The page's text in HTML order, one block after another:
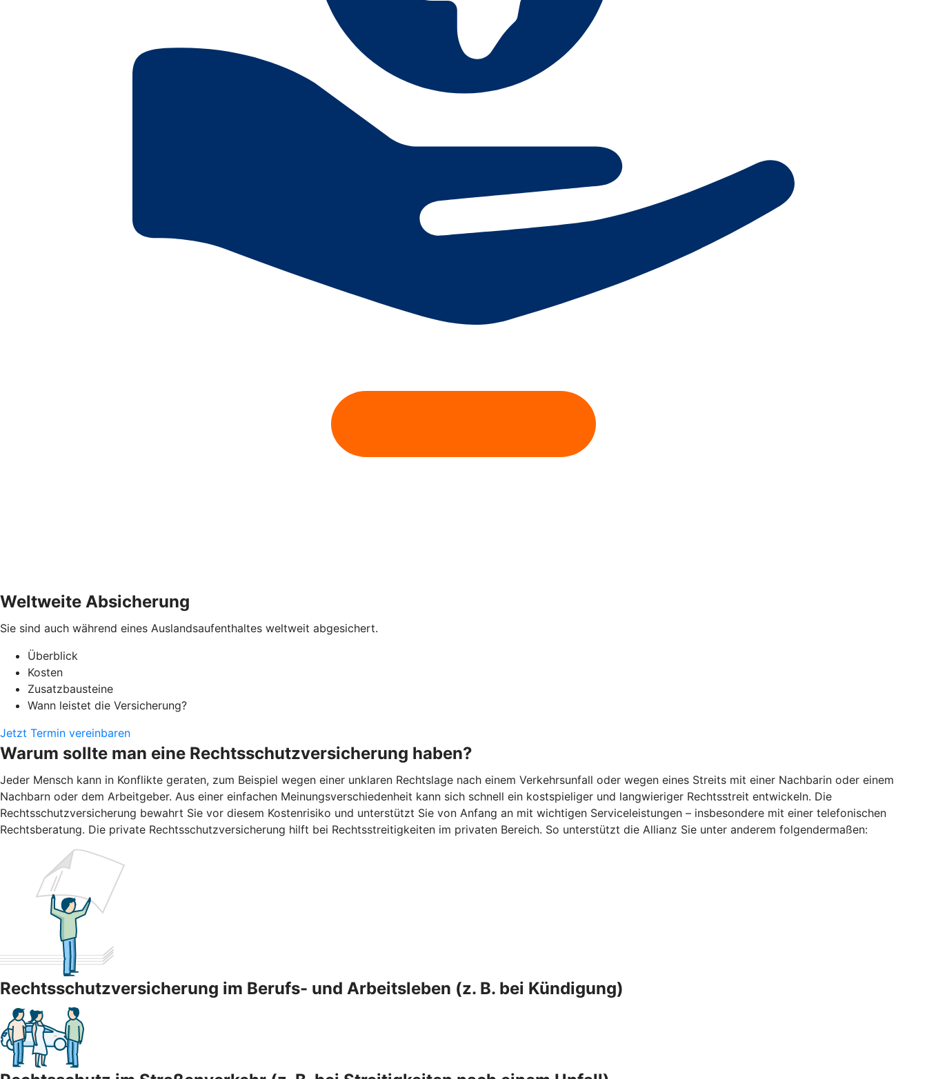
Weltweite Absicherung
Sie sind auch während eines Auslandsaufenthaltes weltweit abgesichert.
Überblick
Kosten
Zusatzbausteine
Wann leistet die Versicherung?
Jetzt Termin vereinbaren
Warum sollte man eine Rechtsschutzversicherung haben?
Jeder Mensch kann in Konflikte geraten, zum Beispiel wegen einer unklaren Rechtslage nach einem Verkehrsunfall oder wegen eines Streits mit einer Nachbarin oder einem
Nachbarn oder dem Arbeitgeber. Aus einer einfachen Meinungsverschiedenheit kann sich schnell ein kostspieliger und langwieriger Rechtsstreit entwickeln. Die
Rechtsschutzversicherung bewahrt Sie vor diesem Kostenrisiko und unterstützt Sie von Anfang an mit wichtigen Serviceleistungen – insbesondere mit einer telefonischen
Rechtsberatung. Die private Rechtsschutzversicherung hilft bei Rechtsstreitigkeiten im privaten Bereich. So unterstützt die Allianz Sie unter anderem folgendermaßen:
Rechtsschutzversicherung im Berufs- und Arbeitsleben (z. B. bei Kündigung)